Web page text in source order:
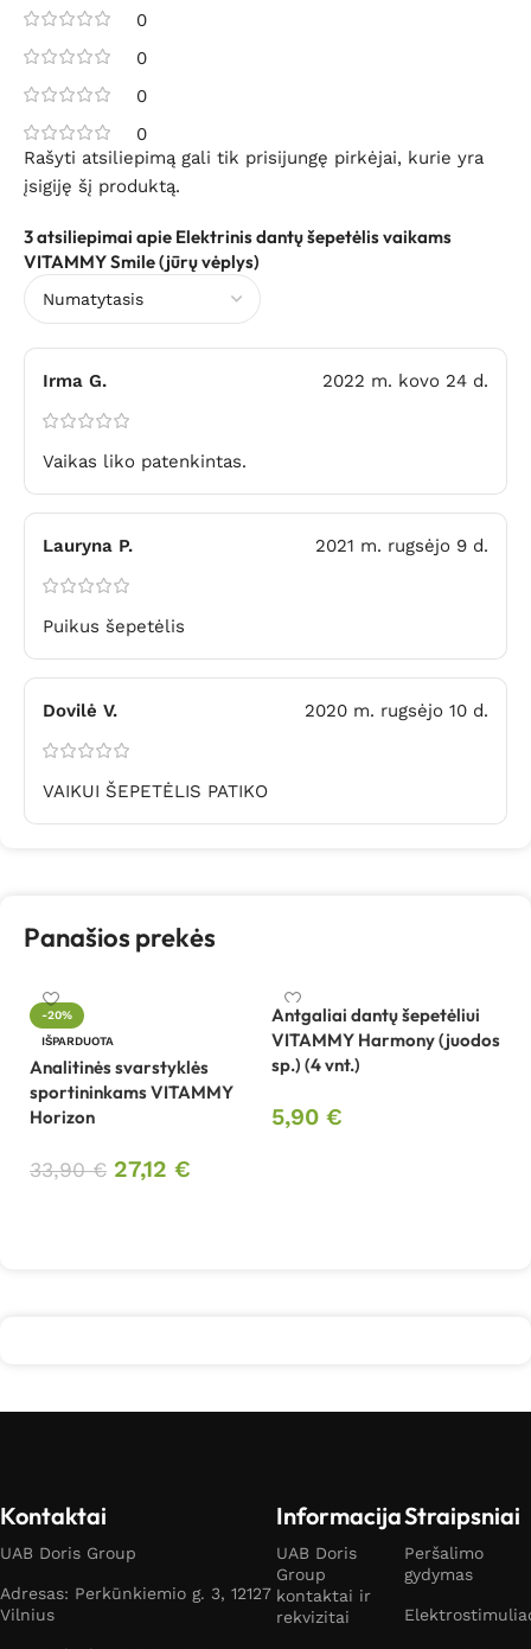
0
0
0
0
3 atsiliepimai apie Elektrinis dantų šepetėlis vaikams
VITAMMY Smile (jūrų vėplys)
Irma G. 2022 m. kovo 24 d.
Vaikas liko patenkintas.
Lauryna P. 2021 m. rugsėjo 9 d.
Puikus šepetėlis
Dovilė V. 2020 m. rugsėjo 10 d.
VAIKUI ŠEPETĖLIS PATIKO
Rašyti atsiliepimą gali tik prisijungę pirkėjai, kurie yra
įsigiję šį produktą.
Panašios prekės
-20%
IŠPARDUOTA
Analitinės svarstyklės
sportininkams VITAMMY
Horizon
33,90€ 27,12 €
Antgaliai dantų šepetėliui
VITAMMY Harmony (juodos
sp.) (4 vnt.)
5,90 €
Kontaktai
UAB Doris Group
Adresas: Perkūnkiemio g. 3, 12127
Vilnius
Informacija
UAB Doris
Group
kontaktai ir
rekvizitai
Straipsniai
Peršalimo
gydymas